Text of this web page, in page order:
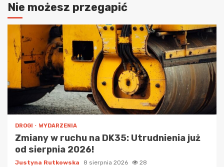
Nie możesz przegapić
DROGI WYDARZENIA
Zmiany w ruchu na DK35: Utrudnienia już
od sierpnia 2026!
Justyna Rutkowska 8 sierpnia 2026 28